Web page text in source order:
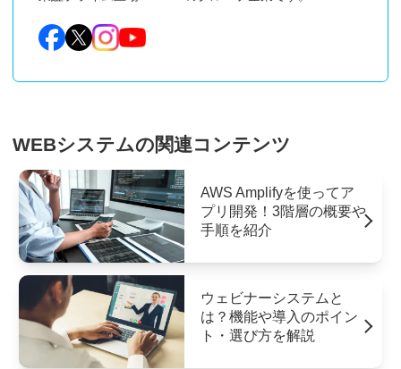
WEBシステムの関連コンテンツ
AWS Amplifyを使ってア
プリ開発！3階層の概要や
手順を紹介
ウェビナーシステムと
は？機能や導入のポイン
ト・選び方を解説